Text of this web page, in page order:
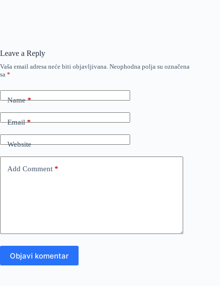
Leave a Reply
Vaša email adresa neće biti objavljivana. Neophodna polja su označena
sa *
Name*
Email*
Website
Add Comment *
Objavi komentar